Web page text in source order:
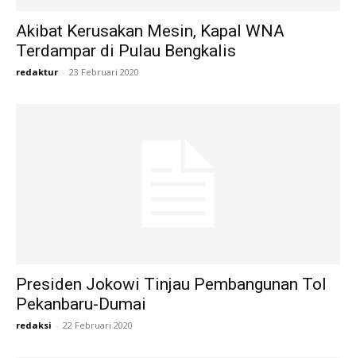
Akibat Kerusakan Mesin, Kapal WNA
Terdampar di Pulau Bengkalis
redaktur - 23 Februari 2020
Presiden Jokowi Tinjau Pembangunan Tol
Pekanbaru-Dumai
redaksi - 22 Februari 2020